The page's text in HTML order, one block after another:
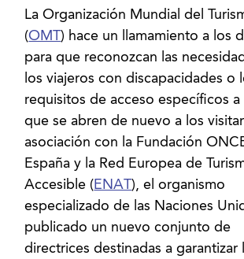
La Organización Mundial del
(OMT) hace un llamamiento a los
para que reconozcan las
los viajeros con discapacidades o
requisitos de acceso específicos
que se abren de nuevo a los
asociación con la Fundación
España y la Red Europea de
Accesible ( ENAT), el organismo
especializado de las Naciones
publicado un nuevo conjunto de
directrices destinadas a garantizar